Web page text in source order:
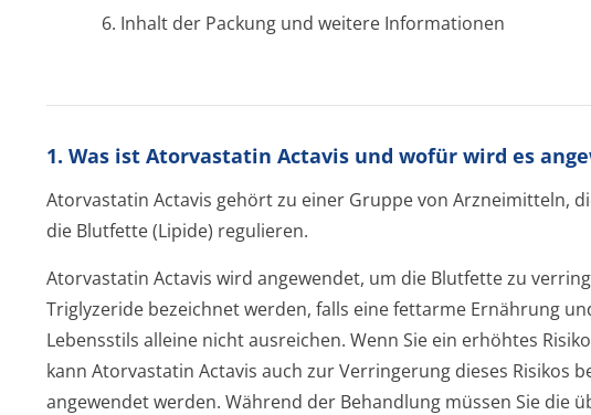
6. Inhalt der Packung und weitere Informationen
1. Was ist Atorvastatin Actavis und wofür wird es
Atorvastatin Actavis gehört zu einer Gruppe von Arzneimitteln,
die Blutfette (Lipide) regulieren.
Atorvastatin Actavis wird angewendet, um die Blutfette zu
Triglyzeride bezeichnet werden, falls eine fettarme Ernährung
Lebensstils alleine nicht ausreichen. Wenn Sie ein erhöhtes
kann Atorvastatin Actavis auch zur Verringerung dieses Risikos
angewendet werden. Während der Behandlung müssen Sie die